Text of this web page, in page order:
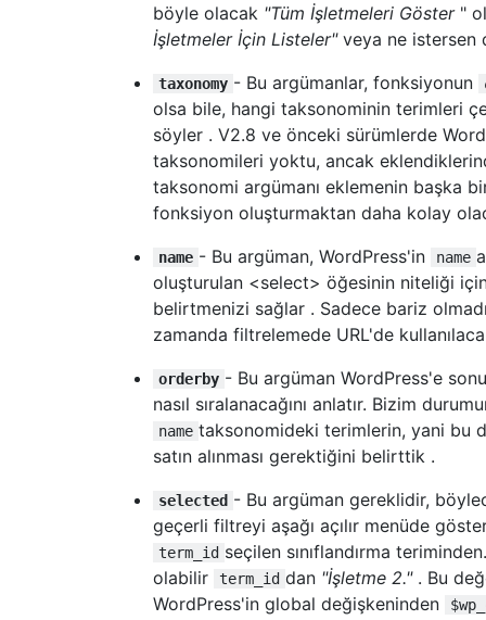
'new_item_name' => __( 'New
'separate_items_with_commas' => __
'choose_from_most_used' => __(
),
"hierarchical"
false
,
"label"
"singular_label"
=> "Product",
"rewrite" => true,
));
// Admin interface init
    add_action
("admin_init", array(& $this,
    add_action
("template_redirect", array
// Insert post hook
    add_action
("wp_insert_post", array(&
function edit_columns($columns)
{
    $columns
array
"<input type=\"checkbox\" /
"title" => "Business Name",
"description" => "Description",
"list-personal" => "Personal
"list-location" => "Location",
böyle olacak "Tüm İşletmeleri Göster"
İşletmeler İçin Listeler"veya ne istersen
taxonomy - Bu argümanlar, fonksiyonun
olsa bile, hangi taksonominin terimleri
söyler . V2.8 ve önceki sürümlerde
taksonomileri yoktu, ancak
taksonomi argümanı eklemenin başka
fonksiyon oluşturmaktan daha kolay
name - Bu argüman, WordPress'in name
oluşturulan <select> öğesinin niteliği
belirtmenizi sağlar . Sadece bariz
zamanda filtrelemede URL'de
orderby - Bu argüman WordPress'e
nasıl sıralanacağını anlatır. Bizim
name taksonomideki terimlerin, yani bu
satın alınması gerektiğini belirttik .
selected - Bu argüman gereklidir,
geçerli filtreyi aşağı açılır menüde
term_id seçilen sınıflandırma
olabilir
term_id dan "İşletme 2.". Bu
WordPress'in global değişkeninden